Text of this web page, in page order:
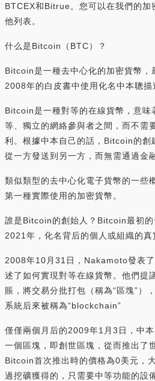
BTCEX和Bitrue。您可以在我們的加
他列表。
什么是Bitcoin（BTC）？
Bitcoin是一種去中心化的加密貨幣，
2008年的白皮書中使用化名中本聰描
Bitcoin是一種對等的在線貨幣，意味
等、獨立的網絡參與者之間，而不需
利。根據中本自己的話，Bitcoin的創
從一方發送到另一方，而無需通過金
類似類型的去中心化電子貨幣的一些
第一種實際使用的加密貨幣。
誰是Bitcoin的創始人？Bitcoin最初
2021年，化名背后的個人或組織的真
2008年10月31日，Nakamoto發表
述了如何實現對等在線貨幣。他們提
賬，將交易分批打包（稱為“區塊”
系統后來被稱為“blockchain”
僅僅兩個月后的2009年1月3日，中
一個區塊，即創世區塊，從而推出了
Bitcoin首次推出時的價格為0美元，
過挖礦獲得的，只需要中等功能的設